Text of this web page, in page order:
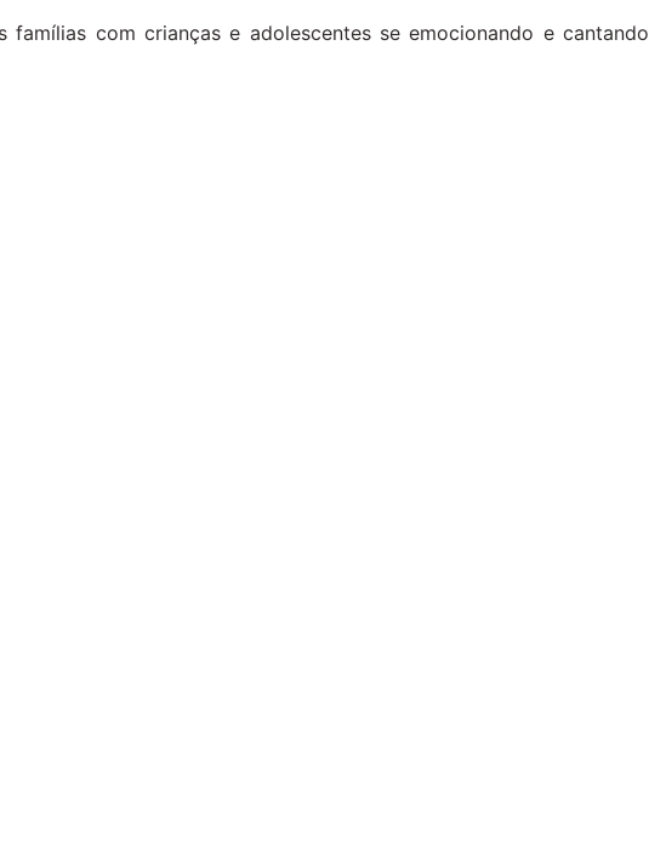
famílias com crianças e adolescentes se emocionando e cantando